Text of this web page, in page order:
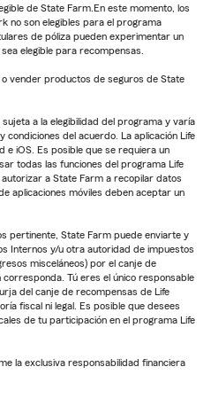
de State Farm.En este momento, los
no son elegibles para el programa
de póliza pueden experimentar un
elegible para recompensas.
vender productos de seguros de State
a la elegibilidad del programa y varía
condiciones del acuerdo. La aplicación Life
e iOS. Es posible que se requiera un
todas las funciones del programa Life
a State Farm a recopilar datos
aplicaciones móviles deben aceptar un
pertinente, State Farm puede enviarte y
Internos y/u otra autoridad de impuestos
misceláneos) por el canje de
Tú eres el único responsable
del canje de recompensas de Life
fiscal ni legal. Es posible que desees
de tu participación en el programa Life
la exclusiva responsabilidad financiera